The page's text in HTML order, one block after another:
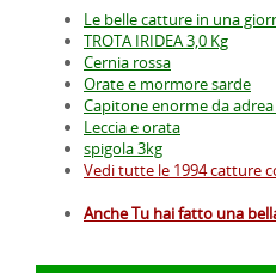
Le belle catture in una
TROTA IRIDEA 3,0 Kg
Cernia rossa
Orate e mormore sarde
Capitone enorme da
Leccia e orata
spigola 3kg
Vedi tutte le 1994 catture
Anche Tu hai fatto una